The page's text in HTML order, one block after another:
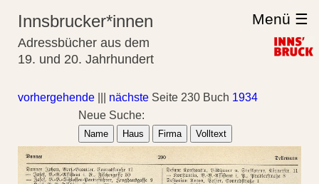
Innsbrucker*innen
Adressbücher aus dem
19. und 20. Jahrhundert
Menü ☰
vorhergehende nächste Seite 230 Buch 1934
Neue Suche:
Name Haus Firma Volltext